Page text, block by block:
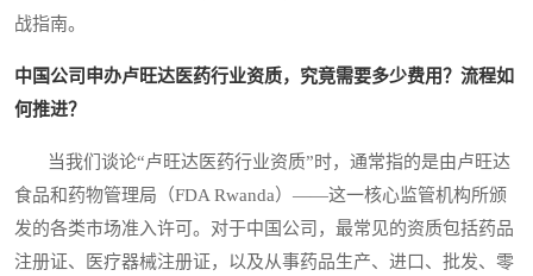
战指南。
中国公司申办卢旺达医药行业资质，究竟需要多少费用？流程如
何推进？
当我们谈论“卢旺达医药行业资质”时，通常指的是由卢旺达
食品和药物管理局（FDA Rwanda）——这一核心监管机构所颁
发的各类市场准入许可。对于中国公司，最常见的资质包括药品
注册证、医疗器械注册证，以及从事药品生产、进口、批发、零